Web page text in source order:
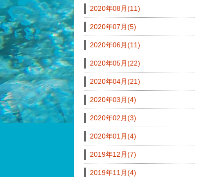
2020年08月(11)
2020年07月(5)
2020年06月(11)
2020年05月(22)
2020年04月(21)
2020年03月(4)
2020年02月(3)
2020年01月(4)
2019年12月(7)
2019年11月(4)